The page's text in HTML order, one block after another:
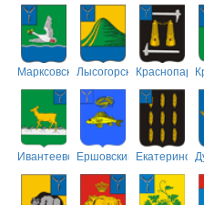
МарксовскийЛысогорский
ИвантеевскийЕршовский